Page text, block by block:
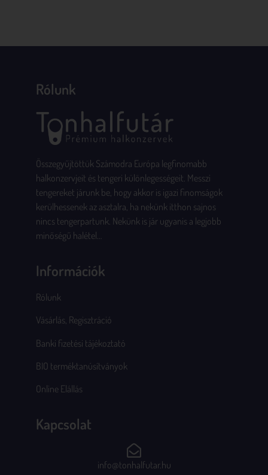
Rólunk
Összegyűjtöttük Számodra Európa legfinomabb
halkonzervjeit és tengeri különlegességeit. Messzi
tengereket járunk be, hogy akkor is igazi finomságok
kerülhessenek az asztalra, ha nekünk itthon sajnos
nincs tengerpartunk. Nekünk is jár ugyanis a legjobb
minőségű halétel…
Információk
Rólunk
Vásárlás, Regisztráció
Banki fizetési tájékoztató
BIO terméktanúsítványok
Online Elállás
Kapcsolat
info@tonhalfutar.hu